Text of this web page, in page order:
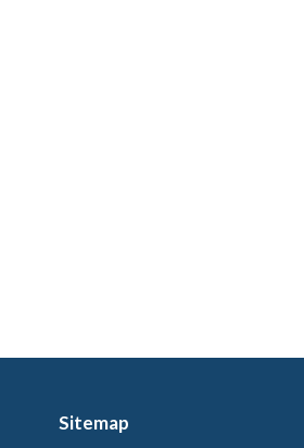
Sitemap